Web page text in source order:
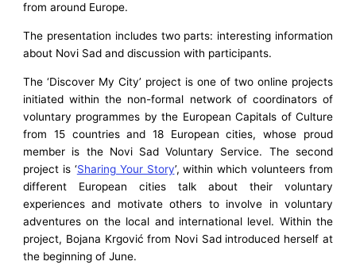
from around Europe.
The presentation includes two parts: interesting information
about Novi Sad and discussion with participants.
The ‘Discover My City’ project is one of two online projects
initiated within the non-formal network of coordinators of
voluntary programmes by the European Capitals of Culture
from 15 countries and 18 European cities, whose proud
member is the Novi Sad Voluntary Service. The second
project is ‘Sharing Your Story’, within which volunteers from
different European cities talk about their voluntary
experiences and motivate others to involve in voluntary
adventures on the local and international level. Within the
project, Bojana Krgović from Novi Sad introduced herself at
the beginning of June.